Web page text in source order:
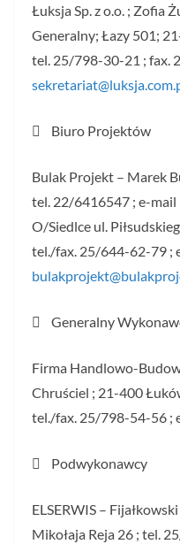
Łuksja Sp. z o.o. ; Zofia
Generalny; Łazy 501;
tel. 25/798-30-21 ; fax.
 Biuro Projektów
Bulak Projekt – Marek
tel. 22/6416547 ; e-mail
O/Siedlce ul.
tel./fax. 25/644-62-79 ;
 Generalny
Firma Handlowo-
Chruściel ; 21-400
tel./fax. 25/798-54-56 ;
 Podwykonawcy
ELSERWIS –
Mikołaja Reja 26 ; tel.